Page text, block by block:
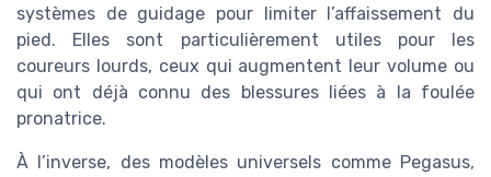
systèmes de guidage pour limiter l’affaissement du
pied. Elles sont particulièrement utiles pour les
coureurs lourds, ceux qui augmentent leur volume ou
qui ont déjà connu des blessures liées à la foulée
pronatrice.
À l’inverse, des modèles universels comme Pegasus,